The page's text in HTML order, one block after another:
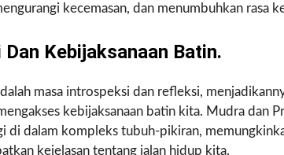
kecemasan, dan menumbuhkan rasa
Kebijaksanaan Batin.
masa introspeksi dan refleksi,
kebijaksanaan batin kita. Mudra dan
di dalam kompleks tubuh-pikiran,
kejelasan tentang jalan hidup kita.